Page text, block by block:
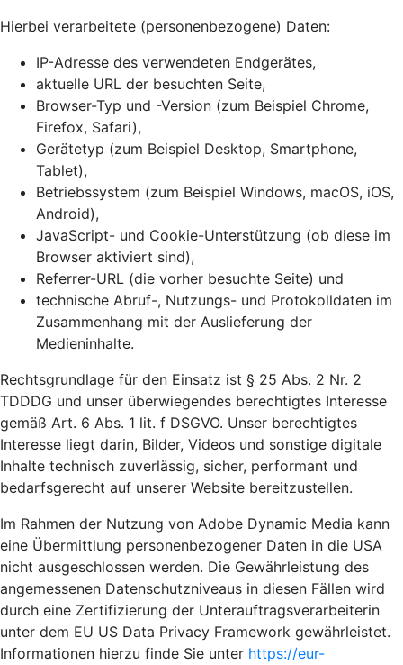
Hierbei verarbeitete (personenbezogene) Daten:
IP-Adresse des verwendeten Endgerätes,
aktuelle URL der besuchten Seite,
Browser-Typ und -Version (zum Beispiel Chrome,
Firefox, Safari),
Gerätetyp (zum Beispiel Desktop, Smartphone,
Tablet),
Betriebssystem (zum Beispiel Windows, macOS, iOS,
Android),
JavaScript- und Cookie-Unterstützung (ob diese im
Browser aktiviert sind),
Referrer-URL (die vorher besuchte Seite) und
technische Abruf-, Nutzungs- und Protokolldaten im
Zusammenhang mit der Auslieferung der
Medieninhalte.
Rechtsgrundlage für den Einsatz ist § 25 Abs. 2 Nr. 2
TDDDG und unser überwiegendes berechtigtes Interesse
gemäß Art. 6 Abs. 1 lit. f DSGVO. Unser berechtigtes
Interesse liegt darin, Bilder, Videos und sonstige digitale
Inhalte technisch zuverlässig, sicher, performant und
bedarfsgerecht auf unserer Website bereitzustellen.
Im Rahmen der Nutzung von Adobe Dynamic Media kann
eine Übermittlung personenbezogener Daten in die USA
nicht ausgeschlossen werden. Die Gewährleistung des
angemessenen Datenschutzniveaus in diesen Fällen wird
durch eine Zertifizierung der Unterauftragsverarbeiterin
unter dem EU US Data Privacy Framework gewährleistet.
Informationen hierzu finde Sie unter https://eur-